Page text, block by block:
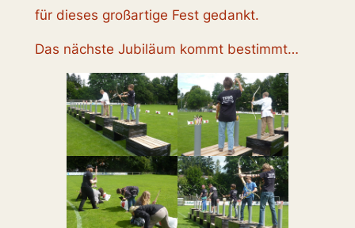
für dieses großartige Fest gedankt.
Das nächste Jubiläum kommt bestimmt…